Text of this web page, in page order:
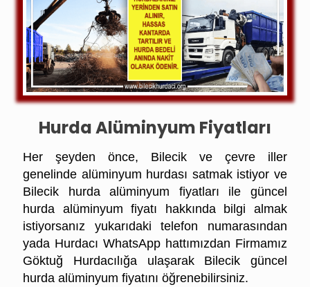
Hurda Alüminyum Fiyatları
Her şeyden önce, Bilecik ve çevre iller
genelinde alüminyum hurdası satmak istiyor ve
Bilecik hurda alüminyum fiyatları ile güncel
hurda alüminyum fiyatı hakkında bilgi almak
istiyorsanız yukarıdaki telefon numarasından
yada Hurdacı WhatsApp hattımızdan Firmamız
Göktuğ Hurdacılığa ulaşarak Bilecik güncel
hurda alüminyum fiyatını öğrenebilirsiniz.